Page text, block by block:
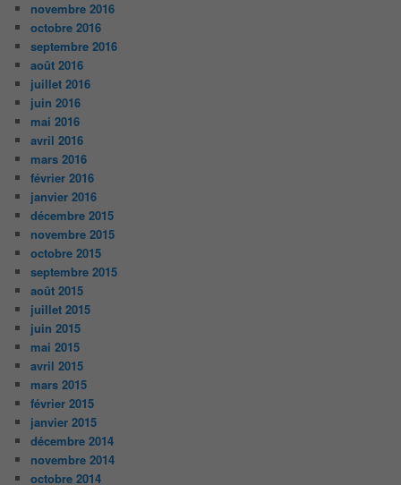
novembre 2016
octobre 2016
septembre 2016
août 2016
juillet 2016
juin 2016
mai 2016
avril 2016
mars 2016
février 2016
janvier 2016
décembre 2015
novembre 2015
octobre 2015
septembre 2015
août 2015
juillet 2015
juin 2015
mai 2015
avril 2015
mars 2015
février 2015
janvier 2015
décembre 2014
novembre 2014
octobre 2014